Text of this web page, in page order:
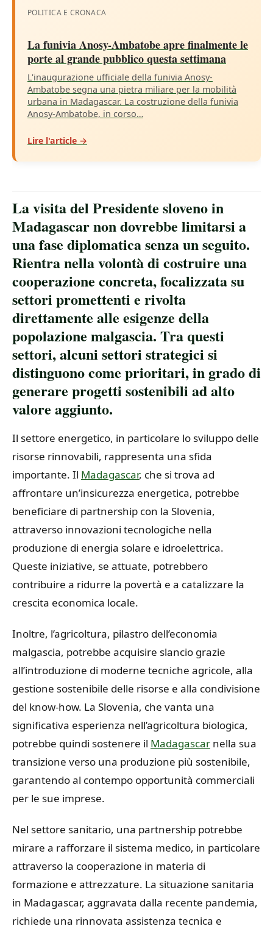
POLITICA E CRONACA
La funivia Anosy-Ambatobe apre finalmente le
porte al grande pubblico questa settimana
L'inaugurazione ufficiale della funivia Anosy-
Ambatobe segna una pietra miliare per la mobilità
urbana in Madagascar. La costruzione della funivia
Anosy-Ambatobe, in corso…
Lire l'article →
La visita del Presidente sloveno in
Madagascar non dovrebbe limitarsi a
una fase diplomatica senza un seguito.
Rientra nella volontà di costruire una
cooperazione concreta, focalizzata su
settori promettenti e rivolta
direttamente alle esigenze della
popolazione malgascia. Tra questi
settori, alcuni settori strategici si
distinguono come prioritari, in grado di
generare progetti sostenibili ad alto
valore aggiunto.
Il settore energetico, in particolare lo sviluppo delle
risorse rinnovabili, rappresenta una sfida
importante. Il Madagascar, che si trova ad
affrontare un’insicurezza energetica, potrebbe
beneficiare di partnership con la Slovenia,
attraverso innovazioni tecnologiche nella
produzione di energia solare e idroelettrica.
Queste iniziative, se attuate, potrebbero
contribuire a ridurre la povertà e a catalizzare la
crescita economica locale.
Inoltre, l’agricoltura, pilastro dell’economia
malgascia, potrebbe acquisire slancio grazie
all’introduzione di moderne tecniche agricole, alla
gestione sostenibile delle risorse e alla condivisione
del know-how. La Slovenia, che vanta una
significativa esperienza nell’agricoltura biologica,
potrebbe quindi sostenere il Madagascar nella sua
transizione verso una produzione più sostenibile,
garantendo al contempo opportunità commerciali
per le sue imprese.
Nel settore sanitario, una partnership potrebbe
mirare a rafforzare il sistema medico, in particolare
attraverso la cooperazione in materia di
formazione e attrezzature. La situazione sanitaria
in Madagascar, aggravata dalla recente pandemia,
richiede una rinnovata assistenza tecnica e